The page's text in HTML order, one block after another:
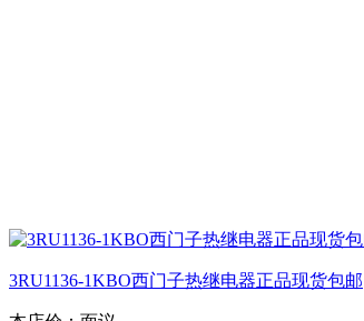
3RU1136-1KBO西门子热继电器正品现货包邮